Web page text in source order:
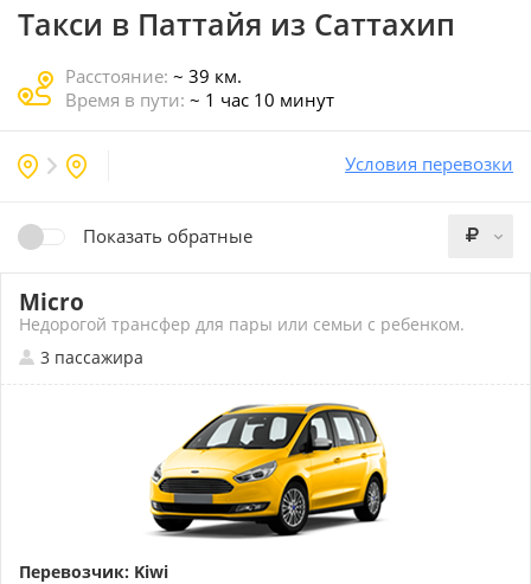
Такси в Паттайя из Саттахип
Расстояние: ~ 39 км.
Время в пути: ~ 1 час 10 минут
Показать обратные
Условия перевозки
Micro
Недорогой трансфер для пары или семьи с ребенком.
3 пассажира
Перевозчик: Kiwi